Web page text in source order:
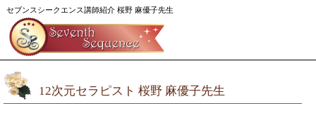
セブンスシークエンス講師紹介 桜野 麻優子先生
12次元セラピスト 桜野 麻優子先生